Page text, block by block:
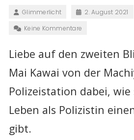
Glimmerlicht
2. August 2021
Keine Kommentare
Liebe auf den zweiten
Mai Kawai von der
Polizeistation dabei,
Leben als Polizistin
gibt.